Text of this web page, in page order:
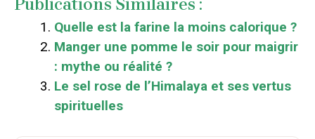
Publications Similaires :
Quelle est la farine la moins calorique ?
Manger une pomme le soir pour maigrir
: mythe ou réalité ?
Le sel rose de l’Himalaya et ses vertus
spirituelles